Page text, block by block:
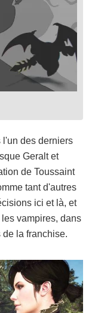
l'un des derniers
Geralt et
de Toussaint
tant d'autres
ici et là, et
vampires, dans
de la franchise.